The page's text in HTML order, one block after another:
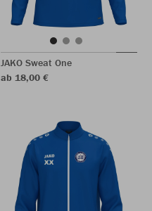
JAKO Sweat One
ab 18,00 €